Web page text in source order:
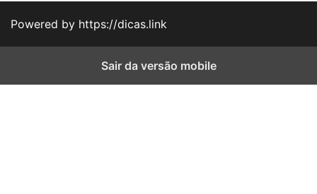
Powered by https://dicas.link
Sair da versão mobile